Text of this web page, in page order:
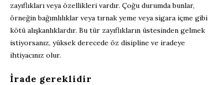
zayıflıkları veya özellikleri vardır. Çoğu durumda bunlar,
örneğin bağımlılıklar veya tırnak yeme veya sigara içme gibi
kötü alışkanlıklardır. Bu tür zayıflıkların üstesinden gelmek
istiyorsanız, yüksek derecede öz disipline ve iradeye
ihtiyacınız olur.
İrade gereklidir